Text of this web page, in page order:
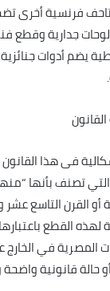
فرنسية أخرى
جدارية وقطع
يضم أدوات
فى هذا
تصنف بأنها
أو القرن التاسع
لهذه القطع
المصرية في
حالة قانونية